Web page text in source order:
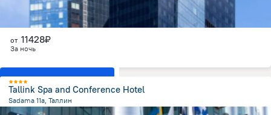
от 11428₽
За ночь
Показать все номера
Tallink Spa and Conference Hotel
Sadama 11a, Таллин
998.1 м
от центра